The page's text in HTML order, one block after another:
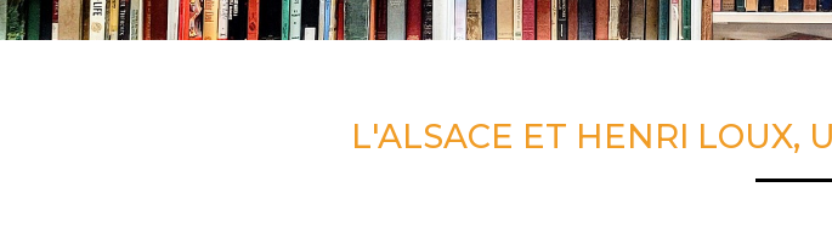
L'ALSACE ET HENRI LOUX,